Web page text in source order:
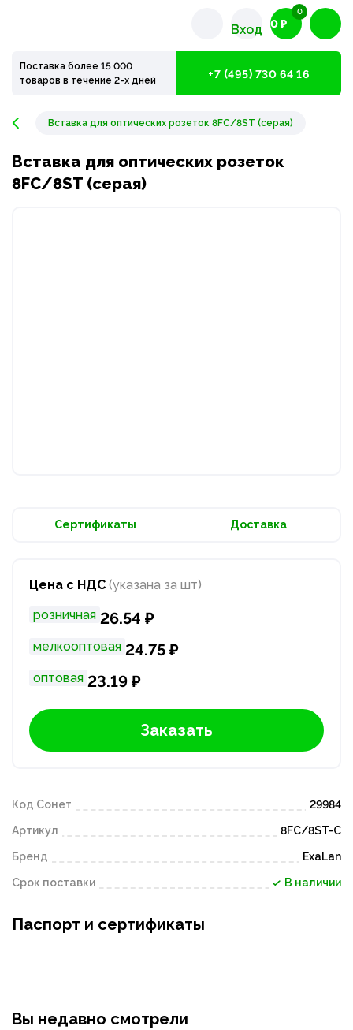
Вход 0 ₽
0
Поставка более 15 000
товаров в течение 2-х дней
+7 (495) 730 64 16
Вставка для оптических розеток 8FC/8ST (серая)
Вставка для оптических розеток
8FC/8ST (серая)
Сертификаты Доставка
Цена с НДС (указана за шт)
розничная 26.54 ₽
мелкооптовая 24.75 ₽
оптовая 23.19 ₽
Заказать
Код Сонет 29984
Артикул 8FC/8ST-С
Бренд ExaLan
Срок поставки В наличии
Паспорт и сертификаты
Вы недавно смотрели